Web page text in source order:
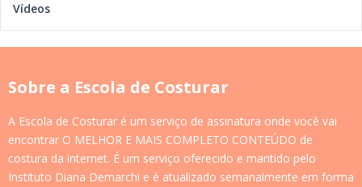
Vídeos
Sobre a Escola de Costurar
A Escola de Costurar é um serviço de assinatura onde você vai
encontrar O MELHOR E MAIS COMPLETO CONTEÚDO de
costura da internet. É um serviço oferecido e mantido pelo
Instituto Diana Demarchi e é atualizado semanalmente em forma